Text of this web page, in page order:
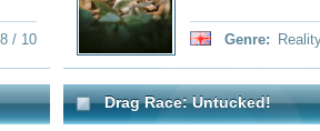
Interactive dating experiment in which real dates are
filmed, and then viewers get the chance to apply to date
the unsuccessful participants the following week.
Genre: Reality-TV IMDb: